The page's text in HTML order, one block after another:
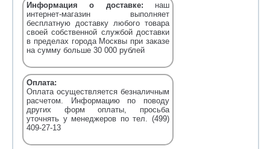
Информация о доставке: наш
интернет-магазин выполняет
бесплатную доставку любого товара
своей собственной службой доставки
в пределах города Москвы при заказе
на сумму больше 30 000 рублей
Оплата:
Оплата осуществляется безналичным
расчетом. Информацию по поводу
других форм оплаты, просьба
уточнять у менеджеров по тел. (499)
409-27-13